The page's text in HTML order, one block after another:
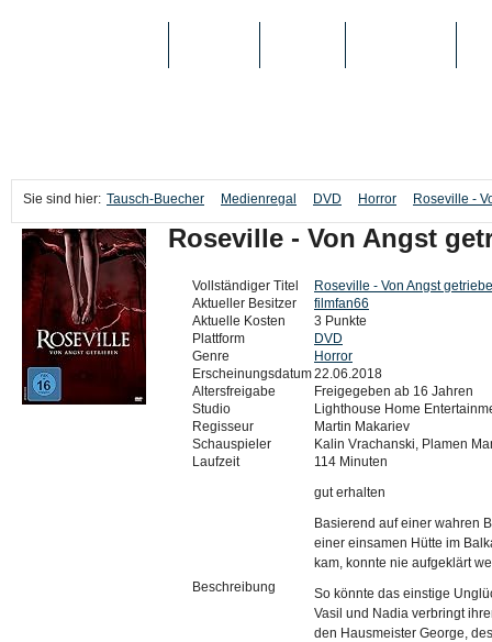
Sie sind hier: Tausch-Buecher Medienregal DVD Horror Roseville -
Roseville - Von Angst
Vollständiger Titel
Roseville - Von Angst
Aktueller Besitzer
filmfan66
Aktuelle Kosten
3 Punkte
Plattform
DVD
Genre
Horror
Erscheinungsdatum22.06.2018
Altersfreigabe
Freigegeben ab 16 Jahren
Studio
Lighthouse Home
Regisseur
Martin Makariev
Schauspieler
Kalin Vrachanski, Plamen
Laufzeit
114 Minuten
Beschreibung
gut erhalten
Basierend auf einer wahren
einer einsamen Hütte im
kam, konnte nie aufgeklärt
So könnte das einstige
Vasil und Nadia verbringt
den Hausmeister George,